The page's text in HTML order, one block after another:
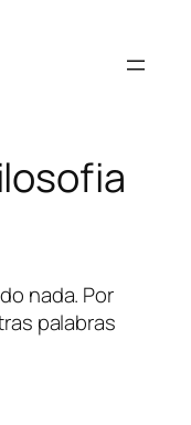
nada. Por
palabras